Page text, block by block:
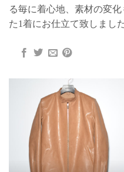
る毎に着心地、素材の変
た1着にお仕立て致しました